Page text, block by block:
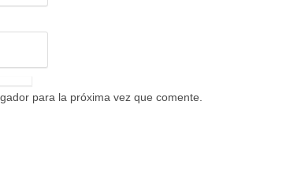
para la próxima vez que comente.